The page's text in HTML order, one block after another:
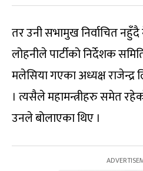
तर उनी सभामुख निर्वाचित नहुँदै
लोहनीले पार्टीको निर्देशक
मलेसिया गएका अध्यक्ष
। त्यसैले महामन्त्रीहरु समेत
उनले बोलाएका थिए ।